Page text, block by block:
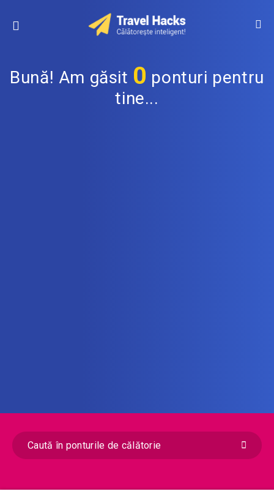
Bună! Am găsit 0 ponturi pentru
tine...